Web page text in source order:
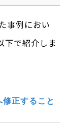
事例におい
下で紹介しま
正すること